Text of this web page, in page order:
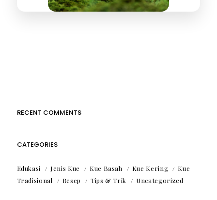
RECENT COMMENTS
CATEGORIES
Edukasi Jenis Kue Kue Basah Kue Kering
Kue
Tradisional
Resep Tips & Trik Uncategorized